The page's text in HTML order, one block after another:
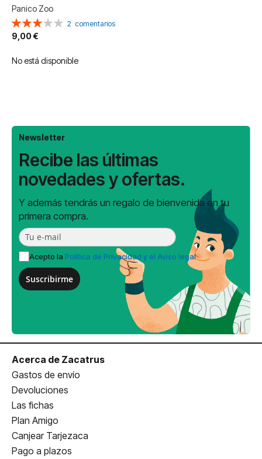
Panico Zoo
Valoración:
60%
2 comentarios
9,00 €
No está disponible
Newsletter
Recibe las últimas
novedades y ofertas.
Y además tendrás un regalo de bienvenida en tu
primera compra.
Acepto la Política de Privacidad y el Aviso legal
Suscribirme
Acerca de Zacatrus
Gastos de envío
Devoluciones
Las fichas
Plan Amigo
Canjear Tarjezaca
Pago a plazos